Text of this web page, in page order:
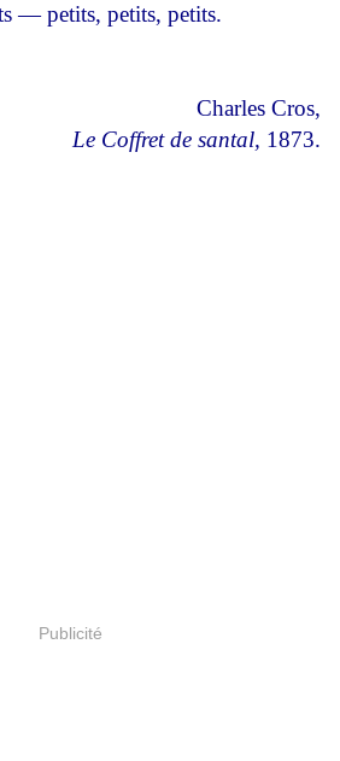
— petits, petits, petits.
Charles Cros,
Le Coffret de santal, 1873.
Publicité